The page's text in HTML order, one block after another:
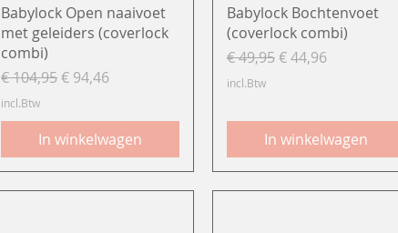
Snel overzicht
Babylock Open naaivoet
met geleiders (coverlock
combi)
Normale prijs
€ 104,95Verkoopprijs
€ 94,46
incl.Btw
In winkelwagen
Snel overzicht
Babylock Bochtenvoet
(coverlock combi)
Normale prijs
€ 49,95Verkoopprijs
€ 44,96
incl.Btw
In winkelwagen